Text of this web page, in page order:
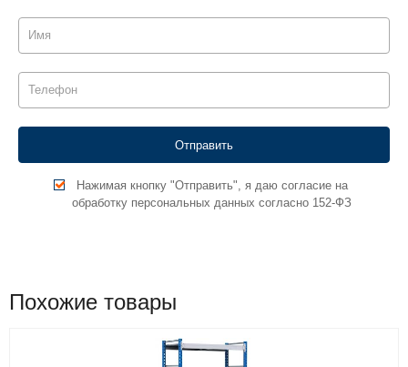
Нажимая кнопку "Отправить", я даю согласие на
обработку персональных данных согласно 152-ФЗ
Похожие товары